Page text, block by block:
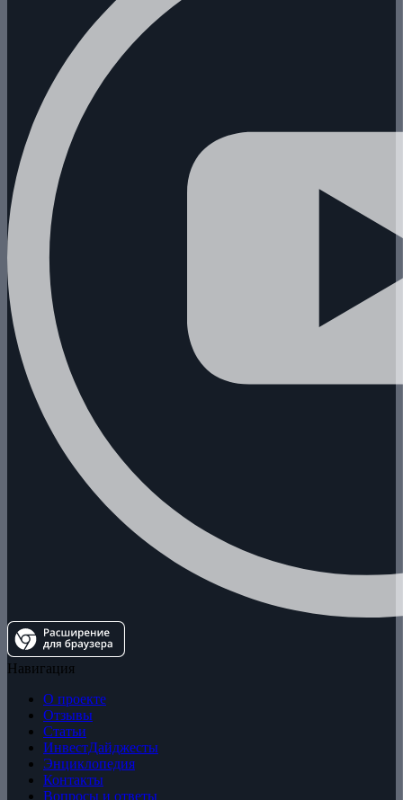
Навигация
О проекте
Отзывы
Статьи
ИнвестДайджесты
Энциклопедия
Контакты
Вопросы и ответы